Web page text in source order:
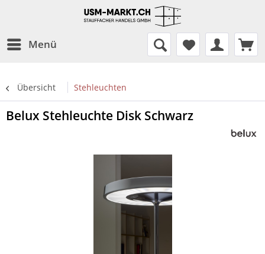
Menü
Übersicht Stehleuchten
Belux Stehleuchte Disk Schwarz